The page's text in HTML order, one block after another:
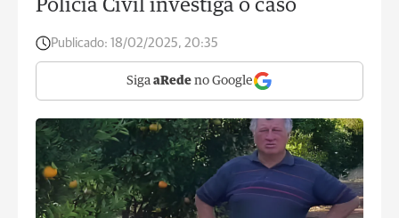
Polícia Civil investiga o caso
Publicado: 18/02/2025, 20:35
Siga aRede no Google